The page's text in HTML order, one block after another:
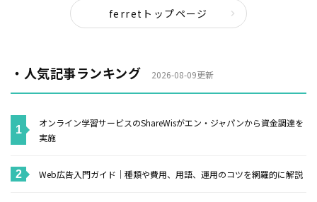
ferretトップページ
・人気記事ランキング 2026-08-09更新
オンライン学習サービスのShareWisがエン・ジャパンから資金調達を
実施
Web広告入門ガイド｜種類や費用、用語、運用のコツを網羅的に解説